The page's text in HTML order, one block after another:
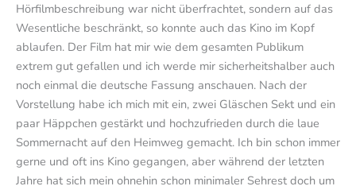
Hörfilmbeschreibung war nicht überfrachtet, sondern auf das
Wesentliche beschränkt, so konnte auch das Kino im Kopf
ablaufen. Der Film hat mir wie dem gesamten Publikum
extrem gut gefallen und ich werde mir sicherheitshalber auch
noch einmal die deutsche Fassung anschauen. Nach der
Vorstellung habe ich mich mit ein, zwei Gläschen Sekt und ein
paar Häppchen gestärkt und hochzufrieden durch die laue
Sommernacht auf den Heimweg gemacht. Ich bin schon immer
gerne und oft ins Kino gegangen, aber während der letzten
Jahre hat sich mein ohnehin schon minimaler Sehrest doch um